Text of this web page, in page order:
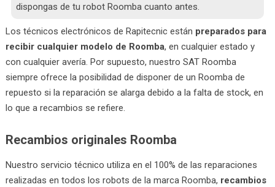
dispongas de tu robot Roomba cuanto antes.
Los técnicos electrónicos de Rapitecnic están preparados para
recibir cualquier modelo de Roomba, en cualquier estado y
con cualquier avería. Por supuesto, nuestro SAT Roomba
siempre ofrece la posibilidad de disponer de un Roomba de
repuesto si la reparación se alarga debido a la falta de stock, en
lo que a recambios se refiere.
Recambios originales Roomba
Nuestro servicio técnico utiliza en el 100% de las reparaciones
realizadas en todos los robots de la marca Roomba, recambios